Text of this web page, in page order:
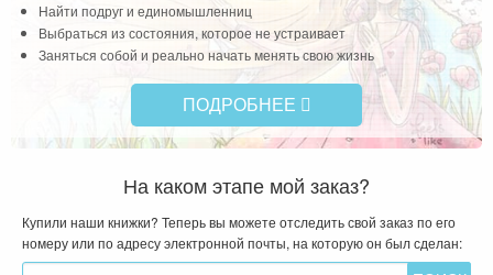
Найти подруг и единомышленниц
Выбраться из состояния, которое не устраивает
Заняться собой и реально начать менять свою жизнь
ПОДРОБНЕЕ
На каком этапе мой заказ?
Купили наши книжки? Теперь вы можете отследить свой заказ по его
номеру или по адресу электронной почты, на которую он был сделан: